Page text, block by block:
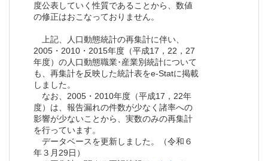
度公表していく性質であることから、数値
の修正はおこなっておりません。
上記、人口動態統計の再集計に伴い、
2005・2010・2015年度（平成17，22，27
年度）の人口動態職業･産業別統計について
も、再集計を反映した統計表をe-Statに掲載
しました。
なお、2005・2010年度（平成17，22年
度）は、報告漏れの件数が少なく諸率への
影響が少ないことから、実数のみの再集計
を行っています。
データベースを更新しました。（令和６
年３月29日）